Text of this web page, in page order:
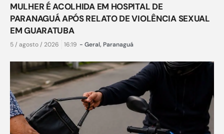
MULHER É ACOLHIDA EM HOSPITAL DE
PARANAGUÁ APÓS RELATO DE VIOLÊNCIA SEXUAL
EM GUARATUBA
5 / agosto / 2026 16:19 - Geral, Paranaguá